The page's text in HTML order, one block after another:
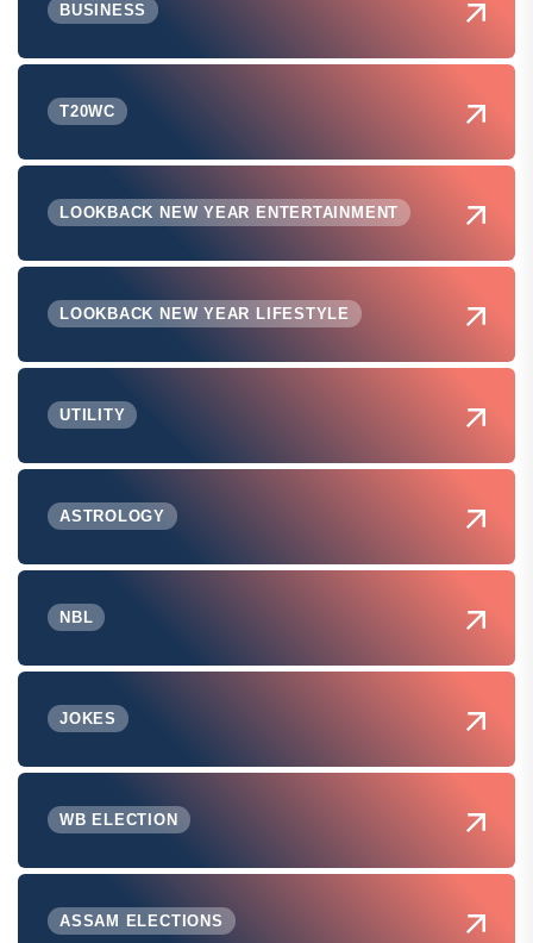
BUSINESS
T20WC
LOOKBACK NEW YEAR ENTERTAINMENT
LOOKBACK NEW YEAR LIFESTYLE
UTILITY
ASTROLOGY
NBL
JOKES
WB ELECTION
ASSAM ELECTIONS